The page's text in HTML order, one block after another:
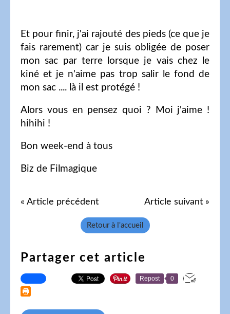
Et pour finir, j'ai rajouté des pieds (ce que je
fais rarement) car je suis obligée de poser
mon sac par terre lorsque je vais chez le
kiné et je n'aime pas trop salir le fond de
mon sac .... là il est protégé !
Alors vous en pensez quoi ? Moi j'aime !
hihihi !
Bon week-end à tous
Biz de Filmagique
« Article précédent Article suivant »
Retour à l'accueil
Partager cet article
Repost 0